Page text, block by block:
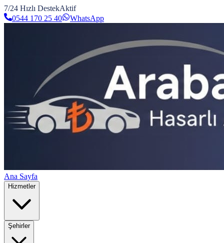
7/24 Hızlı DestekAktif
0544 170 25 40
WhatsApp
Ana Sayfa
Hizmetler
Şehirler